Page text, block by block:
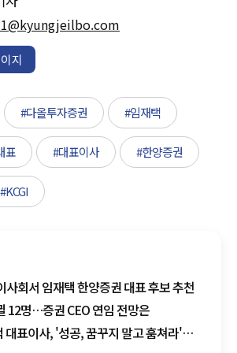
지
#다올투자증권 #임재택
표 #대표이사 #한양증권
#KCGI
사회서 임재택 한양증권 대표 후보 추천
12명…증권 CEO 연임 전망은
대표이사, '성공, 꿈꾸지 말고 훔쳐라'